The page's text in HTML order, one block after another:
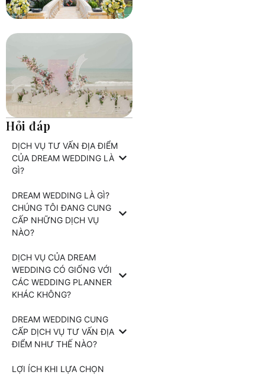
Hỏi đáp
DỊCH VỤ TƯ VẤN ĐỊA ĐIỂM
CỦA DREAM WEDDING LÀ
GÌ?
DREAM WEDDING LÀ GÌ?
CHÚNG TÔI ĐANG CUNG
CẤP NHỮNG DỊCH VỤ
NÀO?
DỊCH VỤ CỦA DREAM
WEDDING CÓ GIỐNG VỚI
CÁC WEDDING PLANNER
KHÁC KHÔNG?
DREAM WEDDING CUNG
CẤP DỊCH VỤ TƯ VẤN ĐỊA
ĐIỂM NHƯ THẾ NÀO?
LỢI ÍCH KHI LỰA CHỌN